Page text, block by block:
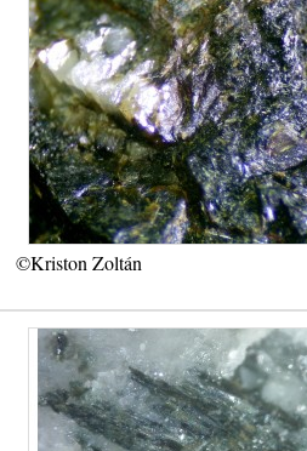
©Kriston Zoltán